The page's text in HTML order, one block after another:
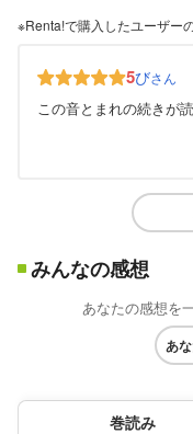
※Renta!で購入したユーザー
5びさん
この音とまれの続きが
みんなの感想
あなたの感想を
あ
巻読み